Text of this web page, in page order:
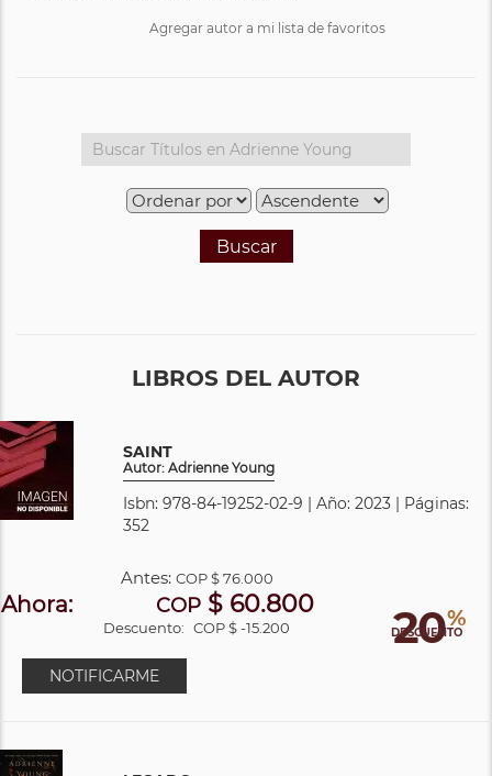
Agregar autor a mi lista de favoritos
Buscar
LIBROS DEL AUTOR
SAINT
Autor: Adrienne Young
Isbn: 978-84-19252-02-9 | Año: 2023 | Páginas:
352
20%
DESCUENTO
Antes: COP$ 76.000
Ahora: COP $ 60.800
Descuento: COP $ -15.200
NOTIFICARME